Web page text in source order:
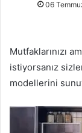
06
Mutfaklarınızı
istiyorsanız
modellerini